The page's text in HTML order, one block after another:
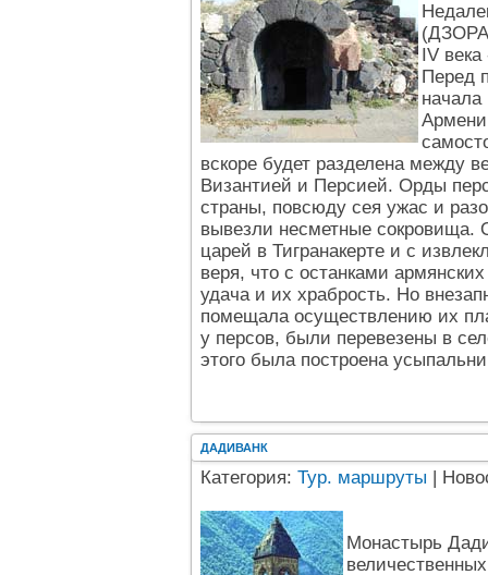
IV
Перед
начала
вскоре будет разделена между
Византией и Персией. Орды
страны, повсюду сея ужас и
вывезли несметные сокровища.
царей в Тигранакерте и c
веря, что с останками
удача и их храбрость. Но
помещала осуществлению их
у персов, были перевезены в
этого была построена
ДАДИВАНК
Категория: Тур. маршруты |
Монастырь